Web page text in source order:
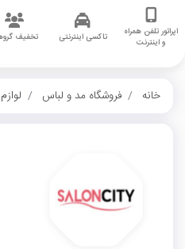
اپراتور تلفن همراه
و اینترنت
تاکسی اینترنتی تخفیف
خانه فروشگاه مد و لباس